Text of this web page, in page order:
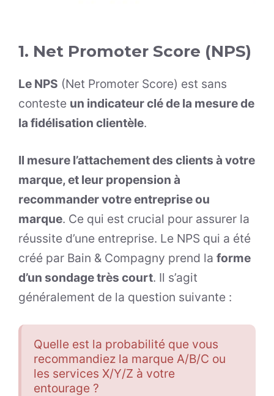
1. Net Promoter Score (NPS)
Le NPS (Net Promoter Score) est sans
conteste un indicateur clé de la mesure de
la fidélisation clientèle.
Il mesure l’attachement des clients à votre
marque, et leur propension à
recommander votre entreprise ou
marque. Ce qui est crucial pour assurer la
réussite d’une entreprise. Le NPS qui a été
créé par Bain & Compagny prend la forme
d’un sondage très court. Il s’agit
généralement de la question suivante :
Quelle est la probabilité que vous
recommandiez la marque A/B/C ou
les services X/Y/Z à votre
entourage ?